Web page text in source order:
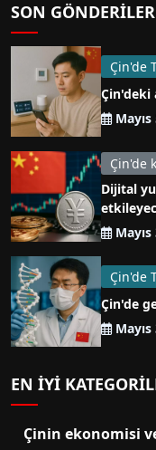
SON GÖNDERILER
Çin'de
Çin'deki
Mayıs
Çin'de
Dijital
Mayıs
Çin'de
Çin'de
Mayıs
EN IYI
Çinin ekonomisi